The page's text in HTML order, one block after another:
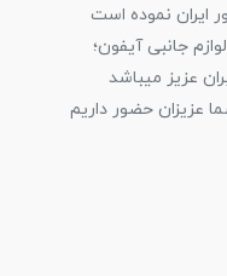
ایران نموده است
جانبی آیفون؛
عزیز میباشد
عزیزان حضور داریم